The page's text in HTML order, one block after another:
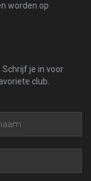
worden op
je in voor
club.